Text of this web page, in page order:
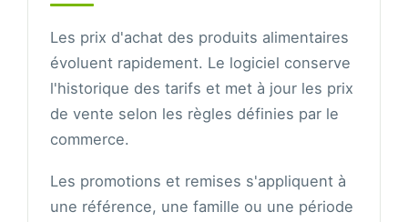
Les prix d'achat des produits alimentaires
évoluent rapidement. Le logiciel conserve
l'historique des tarifs et met à jour les prix
de vente selon les règles définies par le
commerce.
Les promotions et remises s'appliquent à
une référence, une famille ou une période